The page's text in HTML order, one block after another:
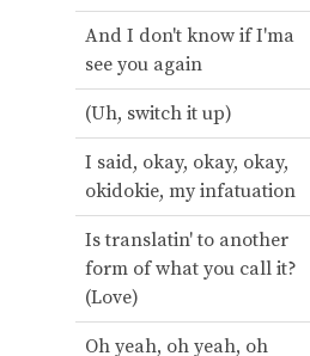
And I don't know if I'ma
see you again
(Uh, switch it up)
I said, okay, okay, okay,
okidokie, my infatuation
Is translatin' to another
form of what you call it?
(Love)
Oh yeah, oh yeah, oh